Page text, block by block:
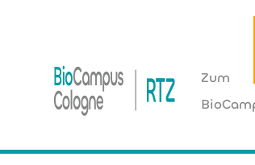
Zum